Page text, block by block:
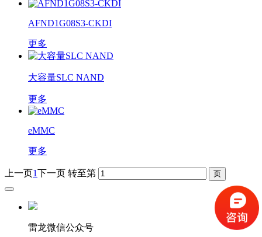
AFND1G08S3-CKDI
更多
大容量SLC NAND
更多
eMMC
更多
上一页1下一页 转至第
雷龙微信公众号